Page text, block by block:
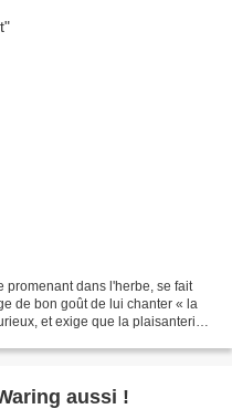
promenant dans l'herbe, se fait
de bon goût de lui chanter « la
et exige que la plaisanterie
aussi !